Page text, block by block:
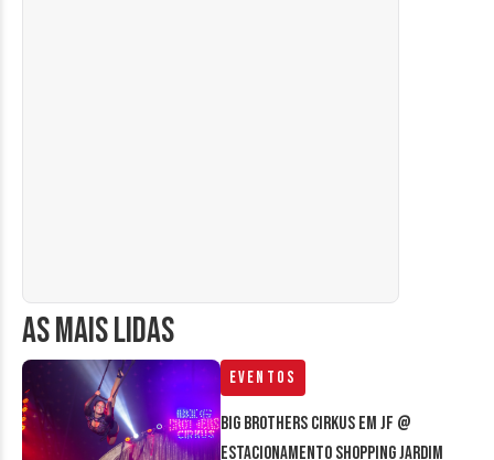
AS MAIS LIDAS
Eventos
Big Brothers Cirkus em JF @
estacionamento Shopping Jardim